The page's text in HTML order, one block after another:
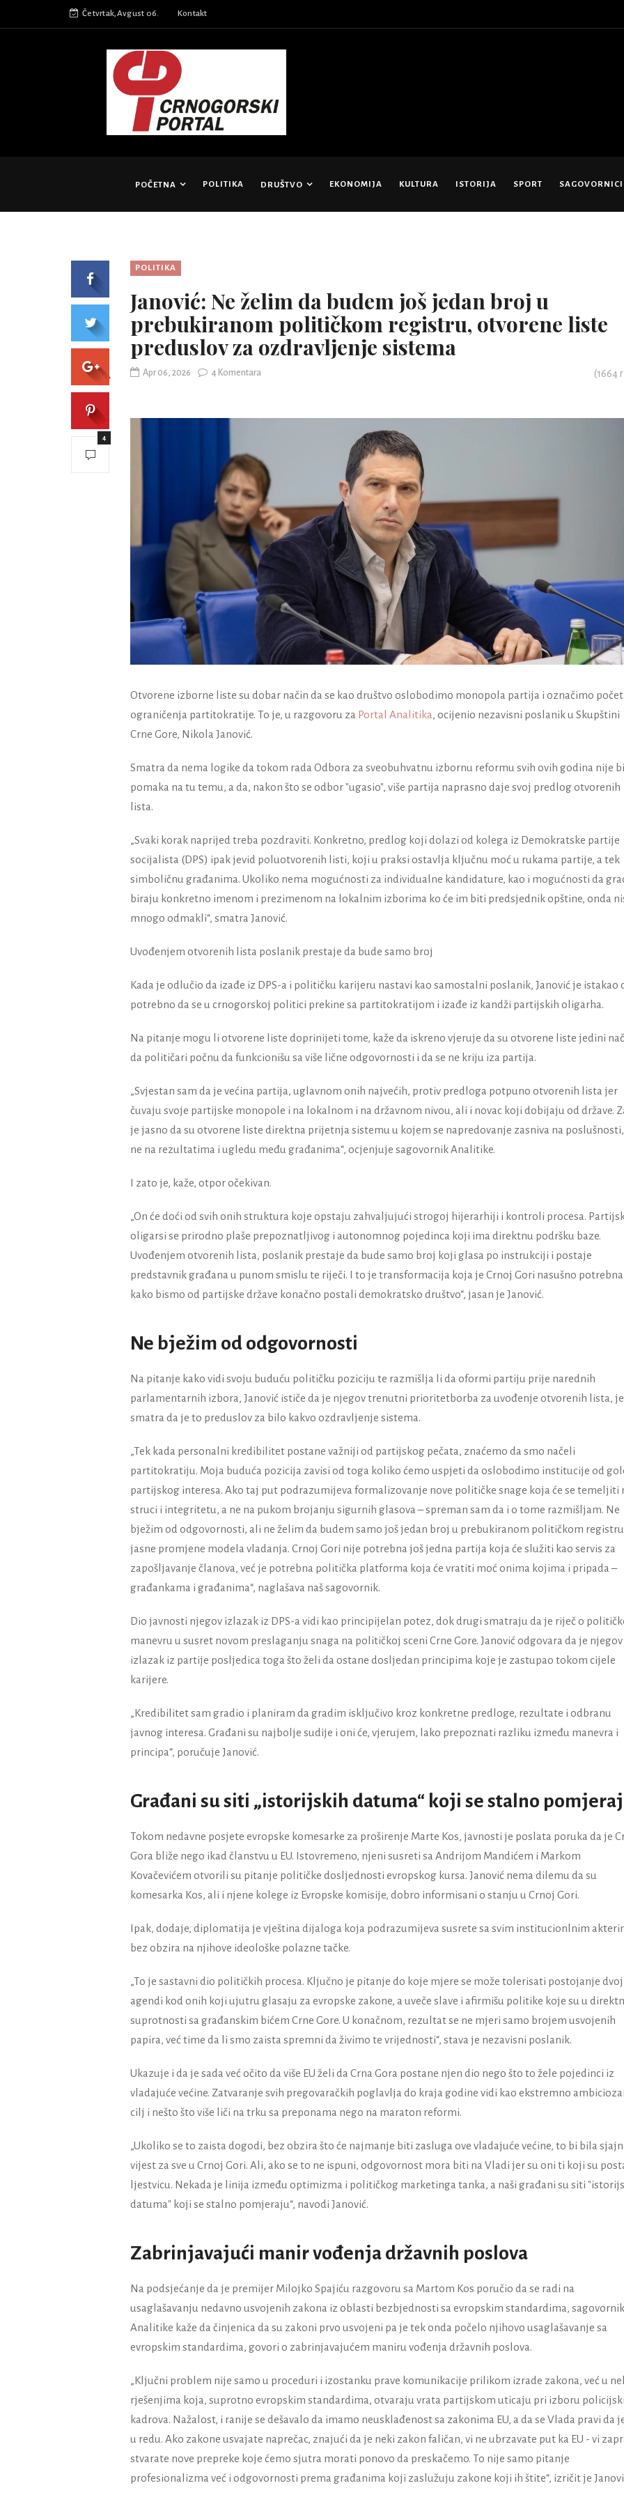
Četvrtak,Avgust 06. Kontakt
POČETNA POLITIKA DRUŠTVO EKONOMIJA KULTURA ISTORIJA SPORT SAGOVORNICI
POLITIKA
Janović: Ne želim da budem još jedan broj u
prebukiranom političkom registru, otvorene liste
preduslov za ozdravljenje sistema
Apr 06, 2026 4 Komentara (1664
Otvorene izborne liste su dobar način da se kao društvo oslobodimo monopola partija i označimo
ograničenja partitokratije. To je, u razgovoru za Portal Analitika, ocijenio nezavisni poslanik u Skupštini
Crne Gore, Nikola Janović.
Smatra da nema logike da tokom rada Odbora za sveobuhvatnu izbornu reformu svih ovih godina nije
pomaka na tu temu, a da, nakon što se odbor "ugasio", više partija naprasno daje svoj predlog otvorenih
lista.
„Svaki korak naprijed treba pozdraviti. Konkretno, predlog koji dolazi od kolega iz Demokratske partije
socijalista (DPS) ipak jevid poluotvorenih listi, koji u praksi ostavlja ključnu moć u rukama partije, a tek
simboličnu građanima. Ukoliko nema mogućnosti za individualne kandidature, kao i mogućnosti da
biraju konkretno imenom i prezimenom na lokalnim izborima ko će im biti predsjednik opštine, onda
mnogo odmakli“, smatra Janović.
Uvođenjem otvorenih lista poslanik prestaje da bude samo broj
Kada je odlučio da izađe iz DPS-a i političku karijeru nastavi kao samostalni poslanik, Janović je istakao
potrebno da se u crnogorskoj politici prekine sa partitokratijom i izađe iz kandži partijskih oligarha.
Na pitanje mogu li otvorene liste doprinijeti tome, kaže da iskreno vjeruje da su otvorene liste jedini
da političari počnu da funkcionišu sa više lične odgovornosti i da se ne kriju iza partija.
„Svjestan sam da je većina partija, uglavnom onih najvećih, protiv predloga potpuno otvorenih lista jer
čuvaju svoje partijske monopole i na lokalnom i na državnom nivou, ali i novac koji dobijaju od države.
je jasno da su otvorene liste direktna prijetnja sistemu u kojem se napredovanje zasniva na poslušnosti,
ne na rezultatima i ugledu među građanima“, ocjenjuje sagovornik Analitike.
I zato je, kaže, otpor očekivan.
„On će doći od svih onih struktura koje opstaju zahvaljujući strogoj hijerarhiji i kontroli procesa.
oligarsi se prirodno plaše prepoznatljivog i autonomnog pojedinca koji ima direktnu podršku baze.
Uvođenjem otvorenih lista, poslanik prestaje da bude samo broj koji glasa po instrukciji i postaje
predstavnik građana u punom smislu te riječi. I to je transformacija koja je Crnoj Gori nasušno potrebna
kako bismo od partijske države konačno postali demokratsko društvo“, jasan je Janović.
Ne bježim od odgovornosti
Na pitanje kako vidi svoju buduću političku poziciju te razmišlja li da oformi partiju prije narednih
parlamentarnih izbora, Janović ističe da je njegov trenutni prioritetborba za uvođenje otvorenih lista,
smatra da je to preduslov za bilo kakvo ozdravljenje sistema.
„Tek kada personalni kredibilitet postane važniji od partijskog pečata, znaćemo da smo načeli
partitokratiju. Moja buduća pozicija zavisi od toga koliko ćemo uspjeti da oslobodimo institucije od
partijskog interesa. Ako taj put podrazumijeva formalizovanje nove političke snage koja će se temeljiti
struci i integritetu, a ne na pukom brojanju sigurnih glasova – spreman sam da i o tome razmišljam. Ne
bježim od odgovornosti, ali ne želim da budem samo još jedan broj u prebukiranom političkom
jasne promjene modela vladanja. Crnoj Gori nije potrebna još jedna partija koja će služiti kao servis za
zapošljavanje članova, već je potrebna politička platforma koja će vratiti moć onima kojima i pripada –
građankama i građanima“, naglašava naš sagovornik.
Dio javnosti njegov izlazak iz DPS-a vidi kao principijelan potez, dok drugi smatraju da je riječ o
manevru u susret novom preslaganju snaga na političkoj sceni Crne Gore. Janović odgovara da je njegov
izlazak iz partije posljedica toga što želi da ostane dosljedan principima koje je zastupao tokom cijele
karijere.
„Kredibilitet sam gradio i planiram da gradim isključivo kroz konkretne predloge, rezultate i odbranu
javnog interesa. Građani su najbolje sudije i oni će, vjerujem, lako prepoznati razliku između manevra i
principa“, poručuje Janović.
Građani su siti „istorijskih datuma“ koji se stalno
Tokom nedavne posjete evropske komesarke za proširenje Marte Kos, javnosti je poslata poruka da je
Gora bliže nego ikad članstvu u EU. Istovremeno, njeni susreti sa Andrijom Mandićem i Markom
Kovačevićem otvorili su pitanje političke dosljednosti evropskog kursa. Janović nema dilemu da su
komesarka Kos, ali i njene kolege iz Evropske komisije, dobro informisani o stanju u Crnoj Gori.
Ipak, dodaje, diplomatija je vještina dijaloga koja podrazumijeva susrete sa svim institucionlnim
bez obzira na njihove ideološke polazne tačke.
„To je sastavni dio političkih procesa. Ključno je pitanje do koje mjere se može tolerisati postojanje
agendi kod onih koji ujutru glasaju za evropske zakone, a uveče slave i afirmišu politike koje su u
suprotnosti sa građanskim bićem Crne Gore. U konačnom, rezultat se ne mjeri samo brojem usvojenih
papira, već time da li smo zaista spremni da živimo te vrijednosti“, stava je nezavisni poslanik.
Ukazuje i da je sada već očito da više EU želi da Crna Gora postane njen dio nego što to žele pojedinci iz
vladajuće većine. Zatvaranje svih pregovaračkih poglavlja do kraja godine vidi kao ekstremno
cilj i nešto što više liči na trku sa preponama nego na maraton reformi.
„Ukoliko se to zaista dogodi, bez obzira što će najmanje biti zasluga ove vladajuće većine, to bi bila
vijest za sve u Crnoj Gori. Ali, ako se to ne ispuni, odgovornost mora biti na Vladi jer su oni ti koji su
ljestvicu. Nekada je linija između optimizma i političkog marketinga tanka, a naši građani su siti
datuma" koji se stalno pomjeraju“, navodi Janović.
Zabrinjavajući manir vođenja državnih poslova
Na podsjećanje da je premijer Milojko Spajiću razgovoru sa Martom Kos poručio da se radi na
usaglašavanju nedavno usvojenih zakona iz oblasti bezbjednosti sa evropskim standardima, sagovornik
Analitike kaže da činjenica da su zakoni prvo usvojeni pa je tek onda počelo njihovo usaglašavanje sa
evropskim standardima, govori o zabrinjavajućem maniru vođenja državnih poslova.
„Ključni problem nije samo u proceduri i izostanku prave komunikacije prilikom izrade zakona, već u
rješenjima koja, suprotno evropskim standardima, otvaraju vrata partijskom uticaju pri izboru
kadrova. Nažalost, i ranije se dešavalo da imamo neusklađenost sa zakonima EU, a da se Vlada pravi da
u redu. Ako zakone usvajate naprečac, znajući da je neki zakon faličan, vi ne ubrzavate put ka EU - vi
stvarate nove prepreke koje ćemo sjutra morati ponovo da preskačemo. To nije samo pitanje
profesionalizma već i odgovornosti prema građanima koji zaslužuju zakone koji ih štite“, izričit je
4